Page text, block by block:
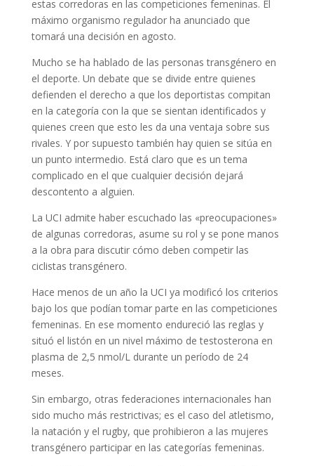
estas corredoras en las competiciones femeninas. El
máximo organismo regulador ha anunciado que
tomará una decisión en agosto.
Mucho se ha hablado de las personas transgénero en
el deporte. Un debate que se divide entre quienes
defienden el derecho a que los deportistas compitan
en la categoría con la que se sientan identificados y
quienes creen que esto les da una ventaja sobre sus
rivales. Y por supuesto también hay quien se sitúa en
un punto intermedio. Está claro que es un tema
complicado en el que cualquier decisión dejará
descontento a alguien.
La UCI admite haber escuchado las «preocupaciones»
de algunas corredoras, asume su rol y se pone manos
a la obra para discutir cómo deben competir las
ciclistas transgénero.
Hace menos de un año la UCI ya modificó los criterios
bajo los que podían tomar parte en las competiciones
femeninas. En ese momento endureció las reglas y
situó el listón en un nivel máximo de testosterona en
plasma de 2,5 nmol/L durante un período de 24
meses.
Sin embargo, otras federaciones internacionales han
sido mucho más restrictivas; es el caso del atletismo,
la natación y el rugby, que prohibieron a las mujeres
transgénero participar en las categorías femeninas.